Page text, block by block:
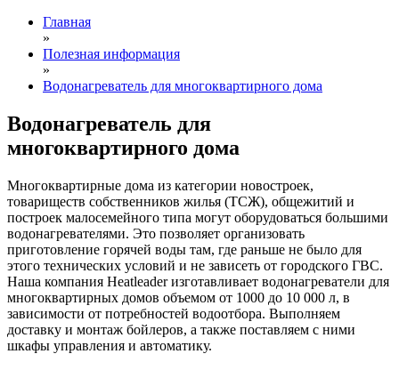
Главная
»
Полезная информация
»
Водонагреватель для многоквартирного дома
Водонагреватель для
многоквартирного дома
Многоквартирные дома из категории новостроек,
товариществ собственников жилья (ТСЖ), общежитий и
построек малосемейного типа могут оборудоваться большими
водонагревателями. Это позволяет организовать
приготовление горячей воды там, где раньше не было для
этого технических условий и не зависеть от городского ГВС.
Наша компания Heatleader изготавливает водонагреватели для
многоквартирных домов объемом от 1000 до 10 000 л, в
зависимости от потребностей водоотбора. Выполняем
доставку и монтаж бойлеров, а также поставляем с ними
шкафы управления и автоматику.